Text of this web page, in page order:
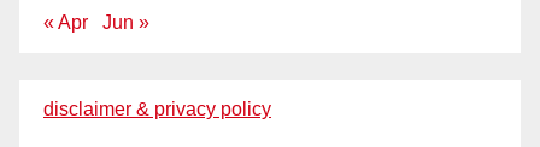
« Apr Jun »
disclaimer & privacy policy